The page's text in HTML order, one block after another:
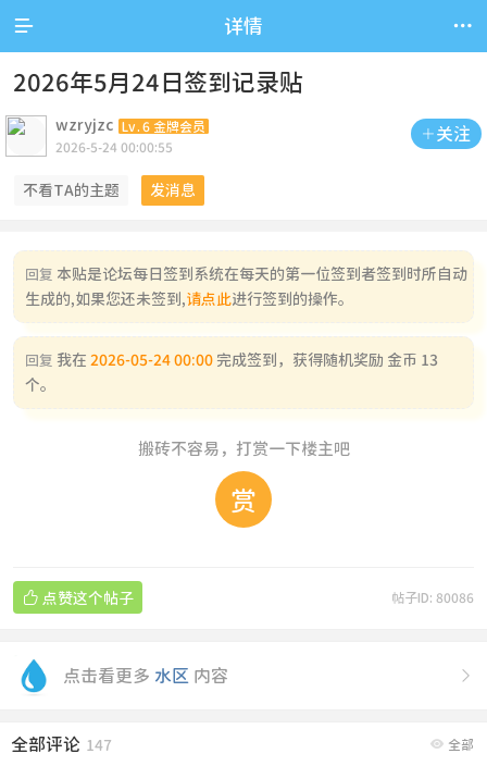
 详情 
2026年5月24日签到记录贴
 关注
wzryjzc
Lv.6 金牌会员
2026-5-24 00:00:55
不看TA的主题 发消息
回复 本贴是论坛每日签到系统在每天的第一位签到者签到时所自动
生成的,如果您还未签到,请点此进行签到的操作。
回复 我在 2026-05-24 00:00 完成签到，获得随机奖励 金币 13
个。
搬砖不容易，打赏一下楼主吧
赏
帖子ID: 80086
 点赞这个帖子

点击看更多 水区 内容
 全部
全部评论 147